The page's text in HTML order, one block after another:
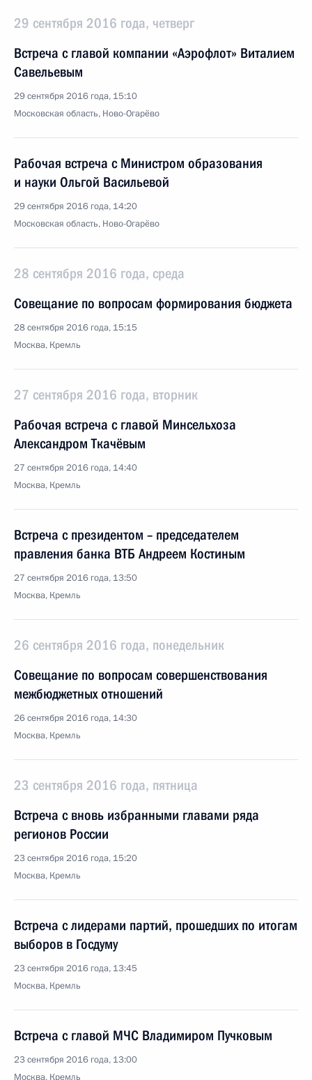
29 сентября 2016 года, четверг
Встреча с главой компании «Аэрофлот» Виталием
Савельевым
29 сентября 2016 года, 15:10
Московская область, Ново-Огарёво
Рабочая встреча с Министром образования
и науки Ольгой Васильевой
29 сентября 2016 года, 14:20
Московская область, Ново-Огарёво
28 сентября 2016 года, среда
Совещание по вопросам формирования бюджета
28 сентября 2016 года, 15:15
Москва, Кремль
27 сентября 2016 года, вторник
Рабочая встреча с главой Минсельхоза
Александром Ткачёвым
27 сентября 2016 года, 14:40
Москва, Кремль
Встреча с президентом – председателем
правления банка ВТБ Андреем Костиным
27 сентября 2016 года, 13:50
Москва, Кремль
26 сентября 2016 года, понедельник
Совещание по вопросам совершенствования
межбюджетных отношений
26 сентября 2016 года, 14:30
Москва, Кремль
23 сентября 2016 года, пятница
Встреча с вновь избранными главами ряда
регионов России
23 сентября 2016 года, 15:20
Москва, Кремль
Встреча с лидерами партий, прошедших по итогам
выборов в Госдуму
23 сентября 2016 года, 13:45
Москва, Кремль
Встреча с главой МЧС Владимиром Пучковым
23 сентября 2016 года, 13:00
Москва, Кремль